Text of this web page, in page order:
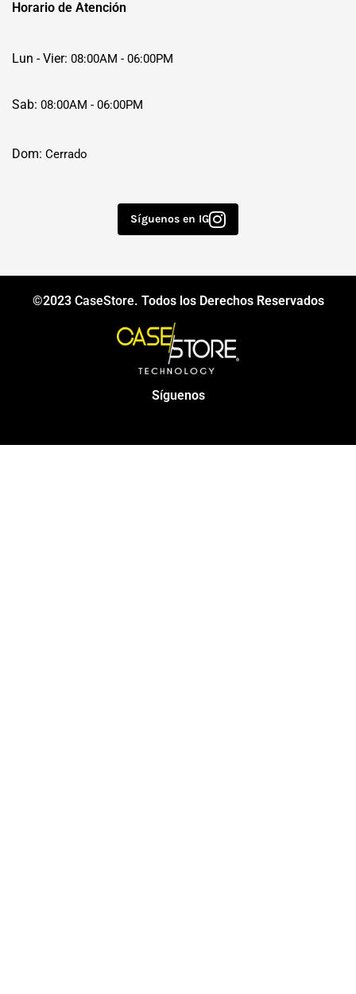
Horario de Atención
Lun - Vier: 08:00AM - 06:00PM
Sab: 08:00AM - 06:00PM
Dom: Cerrado
Síguenos en IG
©2023 CaseStore. Todos los Derechos Reservados
Síguenos